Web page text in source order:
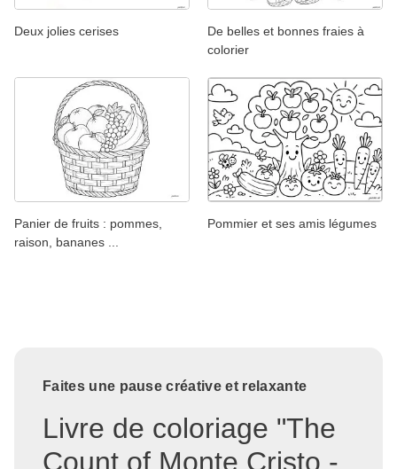
Deux jolies cerises
De belles et bonnes fraies à
colorier
Panier de fruits : pommes,
raison, bananes ...
Pommier et ses amis légumes
Faites une pause créative et relaxante
Livre de coloriage "The
Count of Monte Cristo -